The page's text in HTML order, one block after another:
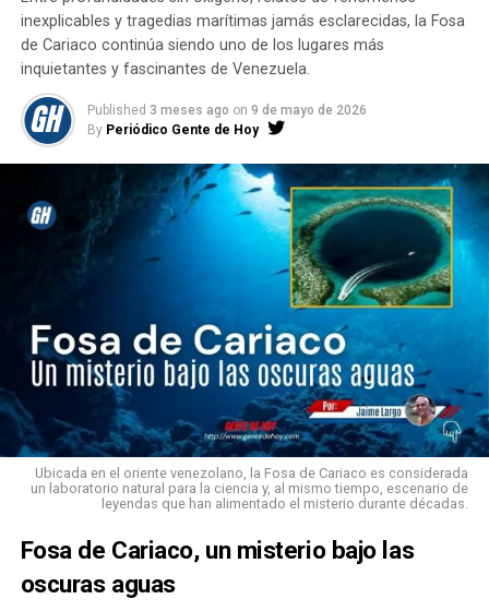
inexplicables y tragedias marítimas jamás esclarecidas, la Fosa
de Cariaco continúa siendo uno de los lugares más
inquietantes y fascinantes de Venezuela.
Published 3 meses ago on 9 de mayo de 2026
By Periódico Gente de Hoy
Ubicada en el oriente venezolano, la Fosa de Cariaco es considerada
un laboratorio natural para la ciencia y, al mismo tiempo, escenario de
leyendas que han alimentado el misterio durante décadas.
Fosa de Cariaco, un misterio bajo las
oscuras aguas